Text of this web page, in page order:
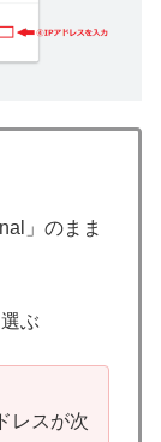
」のまま
ぶ
レスが次